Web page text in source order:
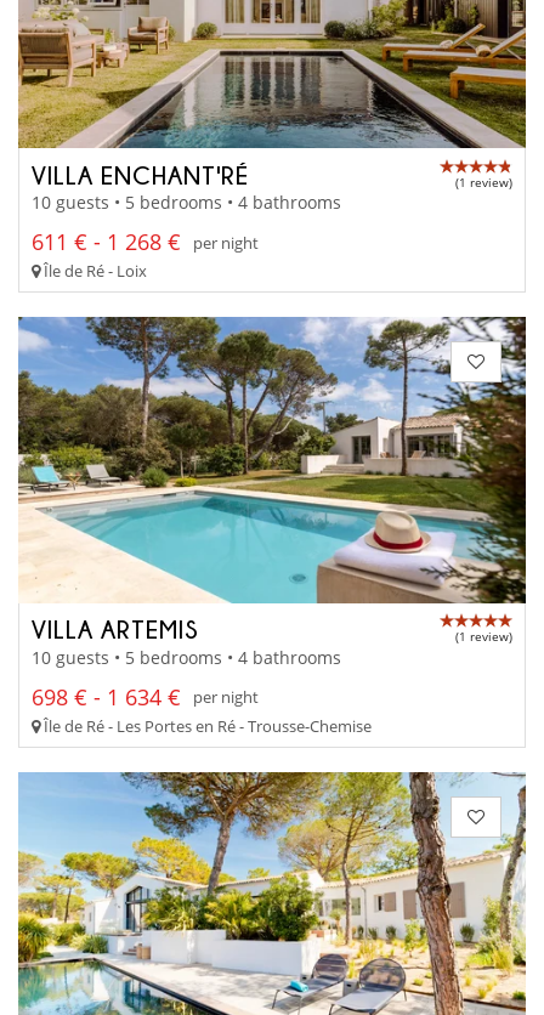
VILLA ENCHANT'RÉ (1 review)
10 guests • 5 bedrooms • 4 bathrooms
611 € - 1 268 €
per night
Île de Ré - Loix
VILLA ARTEMIS (1 review)
10 guests • 5 bedrooms • 4 bathrooms
698 € - 1 634 €
per night
Île de Ré - Les Portes en Ré - Trousse-Chemise